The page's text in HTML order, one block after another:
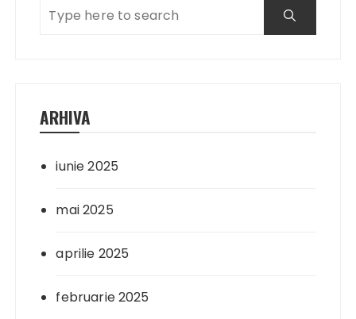
ARHIVA
iunie 2025
mai 2025
aprilie 2025
februarie 2025